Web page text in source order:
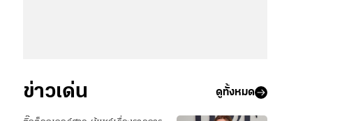
ข่าวเด่น ดูทั้งหมด